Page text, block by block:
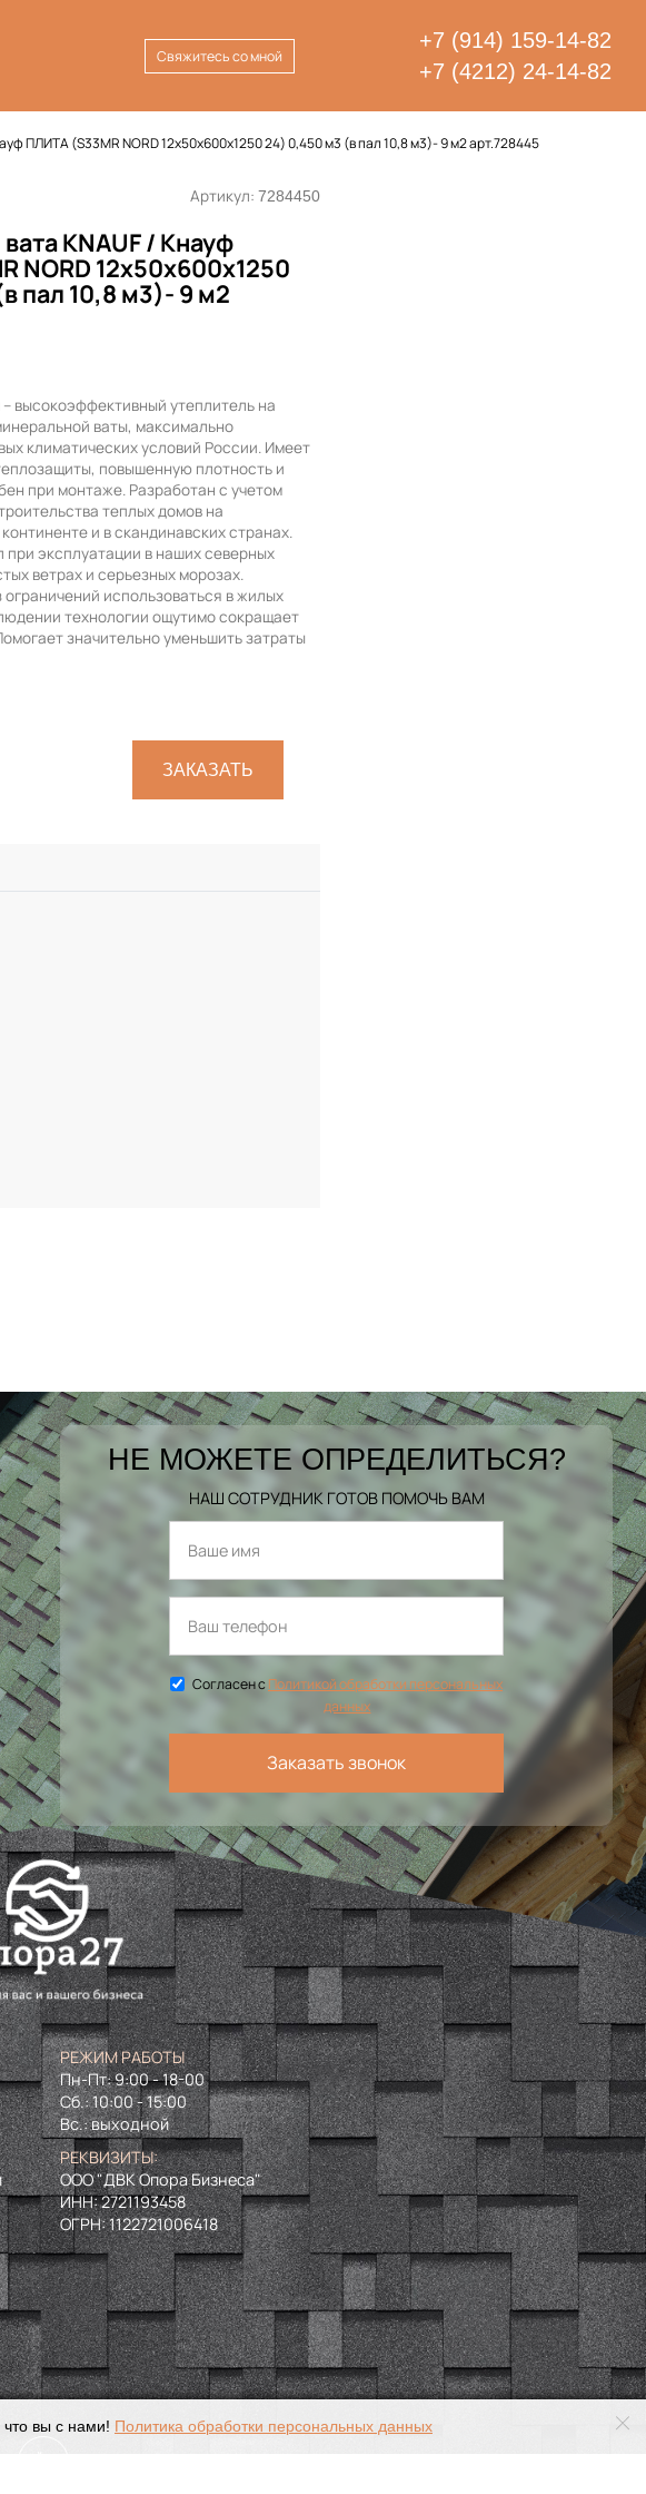
+7 (914) 159-14-82
+7 (4212) 24-14-82
Свяжитесь со мной
ПЛИТА (S33MR NORD 12x50x600x1250 24) 0,450 м3 (в пал 10,8 м3)- 9 м2 арт.728445
Артикул: 7284450
KNAUF / Кнауф
NORD 12x50x600x1250
пал 10,8 м3)- 9 м2
высокоэффективный утеплитель на
ваты, максимально
климатических условий России. Имеет
повышенную плотность и
при монтаже. Разработан с учетом
теплых домов на
и в скандинавских странах.
при эксплуатации в наших северных
ветрах и серьезных морозах.
использоваться в жилых
технологии ощутимо сокращает
значительно уменьшить затраты
ЗАКАЗАТЬ
НЕ МОЖЕТЕ ОПРЕДЕЛИТЬСЯ?
НАШ СОТРУДНИК ГОТОВ ПОМОЧЬ ВАМ
Согласен сПолитикой обработки персональных
данных
Заказать звонок
РЕЖИМ РАБОТЫ
Пн-Пт: 9:00 - 18-00
Сб.: 10:00 - 15:00
Вс.: выходной
РЕКВИЗИТЫ:
ООО "ДВК Опора Бизнеса"
ИНН:2721193458
ОГРН:1122721006418
вы с нами! Политика обработки персональных данных